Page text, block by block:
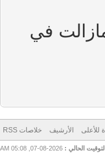
في
للأعلى الأرشيف خلاصات RSS
الحالي :2026-08-07, 05:08 AM